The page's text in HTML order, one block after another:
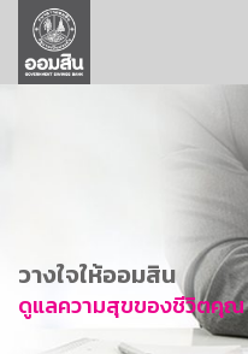
ลูกค้าธุรกิจ
ลูกค้าผู้ประกอบรายย่อย
การพัฒนาที่ยั่งยืน
ข่าวสาร
บริการทางการเงิน
วางใจให้ออมสิน
ดูแลความสุขของชีวิตคุณ